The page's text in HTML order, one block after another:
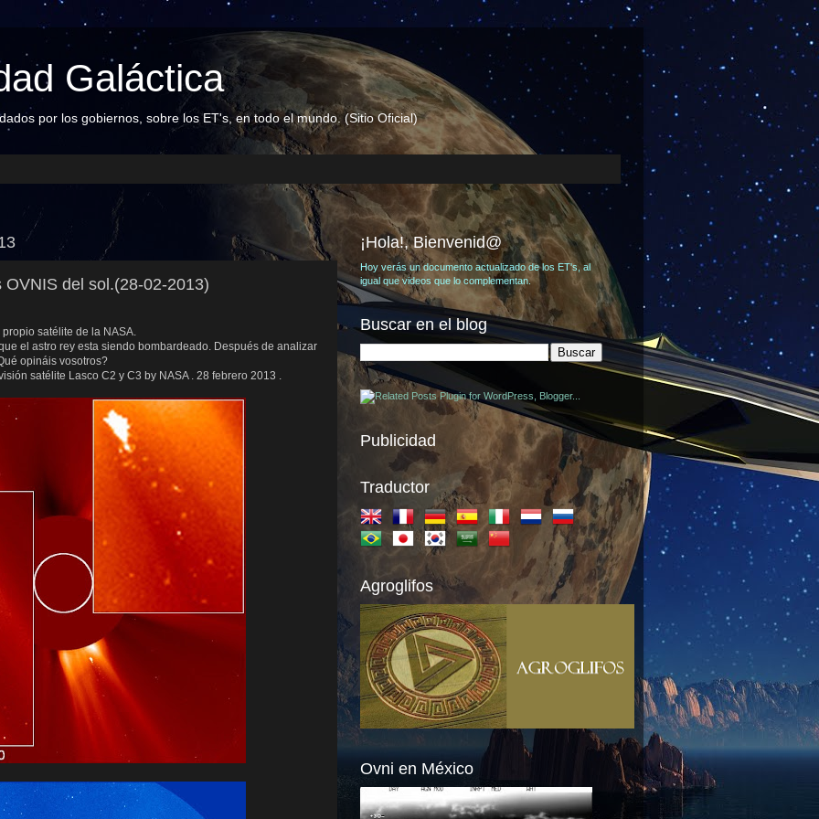
Galáctica
por los gobiernos, sobre los ET's, en todo el mundo. (Sitio Oficial)
del sol.(28-02-2013)
satélite de la NASA.
el astro rey esta siendo bombardeado. Después de analizar
opináis vosotros?
satélite Lasco C2 y C3 by NASA . 28 febrero 2013 .
¡Hola!, Bienvenid@
Hoy verás un documento actualizado de los ET's, al
igual que videos que lo complementan.
Buscar en el blog
Publicidad
Traductor
Agroglifos
Ovni en México